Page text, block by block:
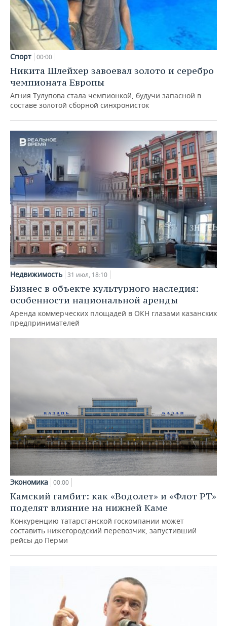
Спорт 00:00
Никита Шлейхер завоевал золото и серебро
чемпионата Европы
Агния Тулупова стала чемпионкой, будучи запасной в
составе золотой сборной синхронисток
Недвижимость 31 июл, 18:10
Бизнес в объекте культурного наследия:
особенности национальной аренды
Аренда коммерческих площадей в ОКН глазами казанских
предпринимателей
Экономика 00:00
Камский гамбит: как «Водолет» и «Флот РТ»
поделят влияние на нижней Каме
Конкуренцию татарстанской госкомпании может
составить нижегородский перевозчик, запустивший
рейсы до Перми